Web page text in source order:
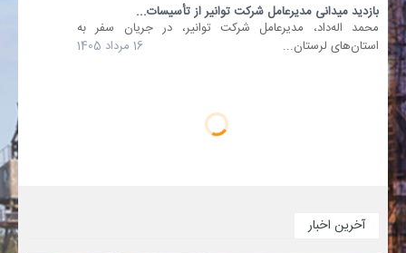
بازدید میدانی مدیرعامل شرکت توانیر از تأسیسات...
محمد اله‌داد، مدیرعامل شرکت توانیر، در جریان سفر به
استان‌های لرستان...
16 مرداد 1405
آخرین اخبار